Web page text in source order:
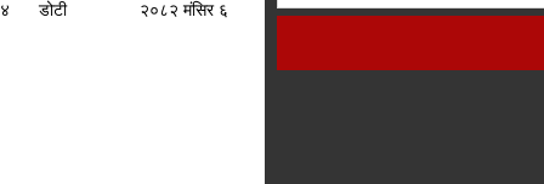
४ डोटी २०८२ मंसिर ६